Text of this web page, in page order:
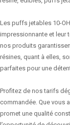
Les puffs jetables 10-
impressionnante et leur
nos produits
résines, quant à elles,
parfaites pour une
Profitez de nos tarifs
commandée. Que vous
promet une qualité